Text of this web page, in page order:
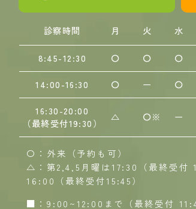
診察時間 月 火 水
8:45-12:30 〇 〇 〇
14:00-16:30 〇 ー 〇
16:30-20:00
（最終受付19:30）
△ 〇※ ー
〇：外来（予約も可）
△：第2,4,5月曜は17:30（最終受付
16:00（最終受付15:45）
■：9:00~12:00まで（最終受付